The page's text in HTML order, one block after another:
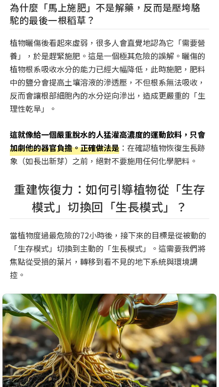
為什麼「馬上施肥」不是解藥，反而是壓垮駱
駝的最後一根稻草？
植物曬傷後看起來虛弱，很多人會直覺地認為它「需要營
養」，於是趕緊施肥。這是一個極其危險的誤解。曬傷的
植物根系吸收水分的能力已經大幅降低，此時施肥，肥料
中的鹽分會提高土壤溶液的滲透壓，不但根系無法吸收，
反而會讓根部細胞內的水分逆向滲出，造成更嚴重的「生
理性乾旱」。
這就像給一個嚴重脫水的人猛灌高濃度的運動飲料，只會
加劇他的器官負擔。正確做法是 ：在確認植物恢復生長跡
象（如長出新芽）之前，絕對不要施用任何化學肥料。
重建恢復力：如何引導植物從「生存
模式」切換回「生長模式」？
當植物度過最危險的72小時後，接下來的目標是從被動的
「生存模式」切換到主動的「生長模式」。這需要我們將
焦點從受損的葉片，轉移到看不見的地下系統與環境調
控。